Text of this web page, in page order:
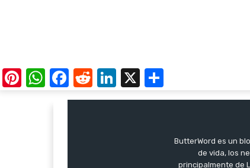
Pinterest
WhatsApp
Facebook
RedditLinkedIn
X
ButterWord es un
de vida, los
principalmente de